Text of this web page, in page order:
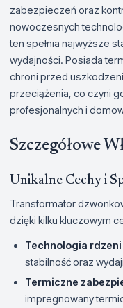
zabezpieczeń oraz
nowoczesnych
ten spełnia najwyższe
wydajności. Posiada
chroni przed
przeciążenia, co czyni
profesjonalnych i
Szczegółowe
Unikalne Cechy i
Transformator
dzięki kilku kluczowym
Technologia rdzeni
stabilność oraz
Termiczne
impregnowany